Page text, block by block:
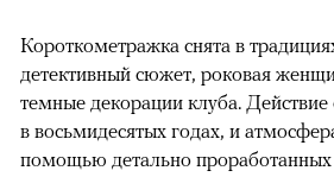
Короткометражка снята в
детективный сюжет, роковая
темные декорации клуба. Действие
в восьмидесятых годах, и
помощью детально